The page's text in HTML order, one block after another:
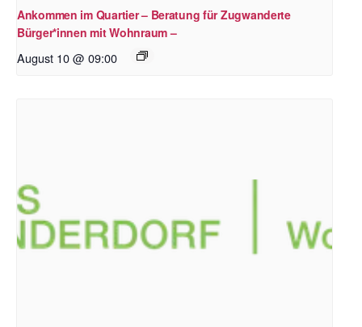
Ankommen im Quartier – Beratung für Zugwanderte
Bürger*innen mit Wohnraum –
August 10 @ 09:00